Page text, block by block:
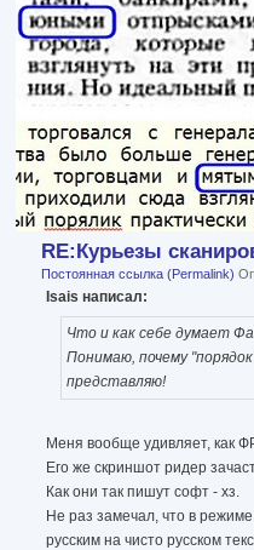
RE:Курьезы
Постоянная ссылка (Permalink)
Isais написал:
Что и как себе думает
Понимаю, почему
представляю!
Меня вообще удивляет, как
Его же скриншот ридер
Как они так пишут софт - хз.
Не раз замечал, что в
русским на чисто русском